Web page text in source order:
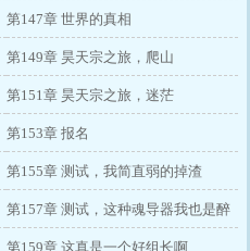
言，嘀
第147章 世界的真相
第149章 昊天宗之旅，爬山
第151章 昊天宗之旅，迷茫
第153章 报名
第155章 测试，我简直弱的掉渣
第157章 测试，这种魂导器我也是醉
了
第159章 这真是一个好组长啊